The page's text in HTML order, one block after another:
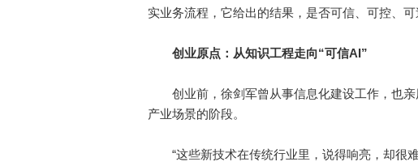
实业务流程，它给出的结果，是否可信、可控、可
创业原点：从知识工程走向“可信AI”
创业前，徐剑军曾从事信息化建设工作，也亲
产业场景的阶段。
“这些新技术在传统行业里，说得响亮，却很